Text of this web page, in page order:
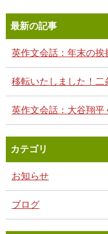
最新の記事
英作文会話：年末の挨
移転いたしました！二
英作文会話：大谷翔
カテゴリ
お知らせ
ブログ